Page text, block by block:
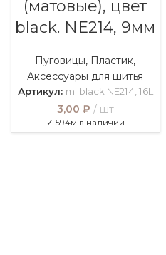
(матовые), цвет
black. NE214, 9мм
Пуговицы, Пластик,
Аксессуары для шитья
Артикул: m. black NE214, 16L
3,00 ₽ шт
✓ 594м в наличии